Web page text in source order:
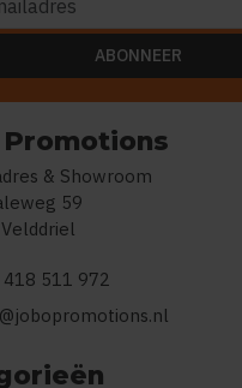
& Showroom
59
418 511 972
ABONNEER